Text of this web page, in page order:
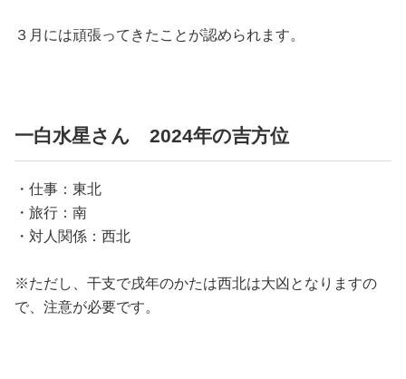
３月には頑張ってきたことが認められます。
一白水星さん 2024年の吉方位
・仕事：東北
・旅行：南
・対人関係：西北
※ただし、干支で戌年のかたは西北は大凶となりますの
で、注意が必要です。